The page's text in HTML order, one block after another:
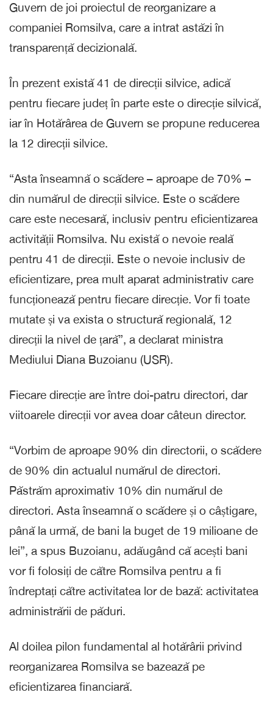
Guvern de joi proiectul de reorganizare a
companiei Romsilva, care a intrat astăzi în
transparență decizională.
În prezent există 41 de direcții silvice, adică
pentru fiecare județ în parte este o direcție silvică,
iar în Hotărârea de Guvern se propune reducerea
la 12 direcții silvice.
“Asta înseamnă o scădere – aproape de 70% –
din numărul de direcții silvice. Este o scădere
care este necesară, inclusiv pentru eficientizarea
activității Romsilva. Nu există o nevoie reală
pentru 41 de direcții. Este o nevoie inclusiv de
eficientizare, prea mult aparat administrativ care
funcționează pentru fiecare direcție. Vor fi toate
mutate și va exista o structură regională, 12
direcții la nivel de țară”, a declarat ministra
Mediului Diana Buzoianu (USR).
Fiecare direcție are între doi-patru directori, dar
viitoarele direcții vor avea doar câteun director.
“Vorbim de aproape 90% din directorii, o scădere
de 90% din actualul numărul de directori.
Păstrăm aproximativ 10% din numărul de
directori. Asta înseamnă o scădere și o câștigare,
până la urmă, de bani la buget de 19 milioane de
lei”, a spus Buzoianu, adăugând că acești bani
vor fi folosiți de către Romsilva pentru a fi
îndreptați către activitatea lor de bază: activitatea
administrării de păduri.
Al doilea pilon fundamental al hotărârii privind
reorganizarea Romsilva se bazează pe
eficientizarea financiară.